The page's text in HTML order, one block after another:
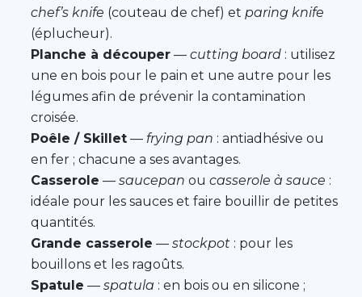
chef’s knife (couteau de chef) etparing knife
(éplucheur).
Planche à découper —cutting board : utilisez
une en bois pour le pain et une autre pour les
légumes afin de prévenir la contamination
croisée.
Poêle / Skillet — frying pan : antiadhésive ou
en fer ; chacune a ses avantages.
Casserole —saucepan oucasserole à sauce :
idéale pour les sauces et faire bouillir de petites
quantités.
Grande casserole —stockpot : pour les
bouillons et les ragoûts.
Spatule —spatula : en bois ou en silicone ;